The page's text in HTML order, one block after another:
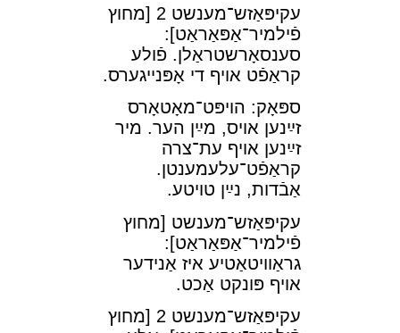
עקיפּאַזש־מענשט 2 [מחוץ
פֿילמיר־⁠אַפּאַראַט]:
סענסאָרשטראַלן. פֿולע
קראַפֿט אױף די אָפּנײגערס.
ספּאָק: הױפּט־מאָטאָרס
זײַנען אױס, מײַן הער. מיר
זײַנען אױף עת־צרה
קראַפֿט־עלעמענטן.
אַבֿדות, נײַן טױטע.
עקיפּאַזש־מענשט [מחוץ
פֿילמיר־⁠אַפּאַראַט]:
גראַװיטאַטיע איז אַנידער
אױף פּונקט אַכט.
עקיפּאַזש־מענשט 2 [מחוץ